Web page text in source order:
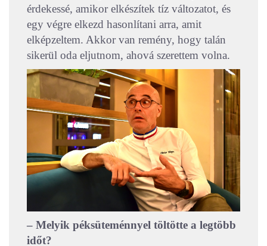
érdekessé, amikor elkészítek tíz változatot, és
egy végre elkezd hasonlítani arra, amit
elképzeltem. Akkor van remény, hogy talán
sikerül oda eljutnom, ahová szerettem volna.
– Melyik péksüteménnyel töltötte a legtöbb
időt?